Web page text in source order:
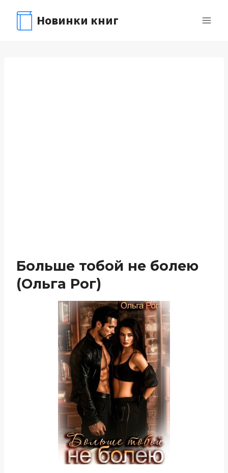
содержимому
Новинки книг
Больше тобой не болею
(Ольга Рог)